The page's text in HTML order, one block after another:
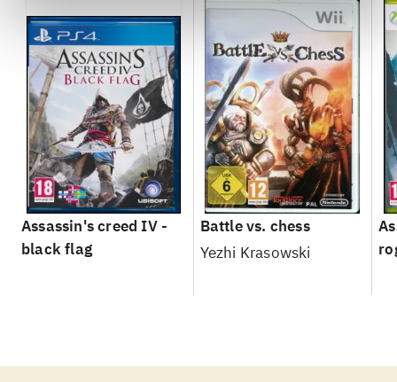
Assassin's creed IV -
black flag
Battle vs. chess
Yezhi Krasowski